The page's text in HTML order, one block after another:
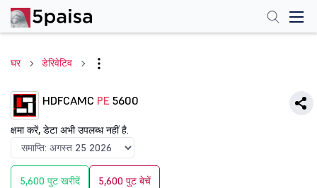
घर डेरिवेटिव
HDFCAMC PE 5600
क्षमा करें, डेटा अभी उपलब्ध नहीं है.
5,600 पुट खरीदें 5,600 पुट बेचें